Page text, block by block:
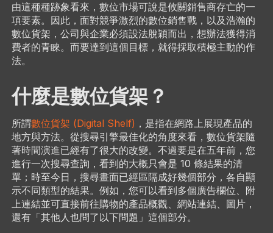
由這種種跡象看來，數位市場可說是攸關銷售商存亡的一
項要素。因此，面對競爭激烈的數位銷售戰，以及浩瀚的
數位貨架，公司與企業必須設法脫穎而出，想辦法獲得消
費者的青睞。而要達到這個目標，就得採取積極主動的作
法。
什麼是數位貨架？
所謂數位貨架 (Digital Shelf) ，是指在網路上展現產品的
地方與方法。從搜尋引擎最佳化的角度來看，數位貨架隨
著時間演進已經有了很大的改變。不過要是在五年前，您
進行一次搜尋查詢，看到的大概只會是 10 條結果的清
單；時至今日，搜尋畫面已經區隔成好幾個部分，各自顯
示不同類型的結果。例如，您可以看到多個廣告欄位、附
上連結並可直接前往購物的產品概觀、網站連結、圖片，
還有「其他人也問了以下問題」這個部分。